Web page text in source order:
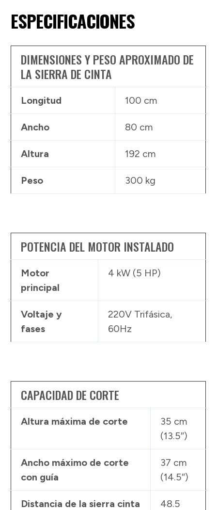
ESPECIFICACIONES
DIMENSIONES Y PESO APROXIMADO DE
LA SIERRA DE CINTA
Longitud 100 cm
Ancho 80 cm
Altura 192 cm
Peso 300 kg
POTENCIA DEL MOTOR INSTALADO
Motor
principal
4 kW (5 HP)
Voltaje y
fases
220V Trifásica,
60Hz
CAPACIDAD DE CORTE
Altura máxima de corte
35 cm
(13.5″)
Ancho máximo de corte
con guía
37 cm
(14.5″)
Distancia de la sierra cinta
48.5